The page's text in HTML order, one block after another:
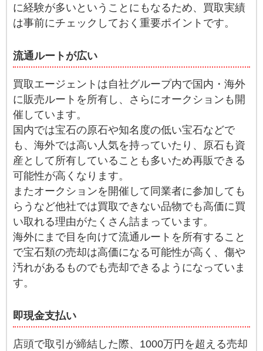
に経験が多いということにもなるため、買取実績
は事前にチェックしておく重要ポイントです。
流通ルートが広い
買取エージェントは自社グループ内で国内・海外
に販売ルートを所有し、さらにオークションも開
催しています。
国内では宝石の原石や知名度の低い宝石などで
も、海外では高い人気を持っていたり、原石も資
産として所有していることも多いため再販できる
可能性が高くなります。
またオークションを開催して同業者に参加しても
らうなど他社では買取できない品物でも高価に買
い取れる理由がたくさん詰まっています。
海外にまで目を向けて流通ルートを所有すること
で宝石類の売却は高価になる可能性が高く、傷や
汚れがあるものでも売却できるようになっていま
す。
即現金支払い
店頭で取引が締結した際、1000万円を超える売却